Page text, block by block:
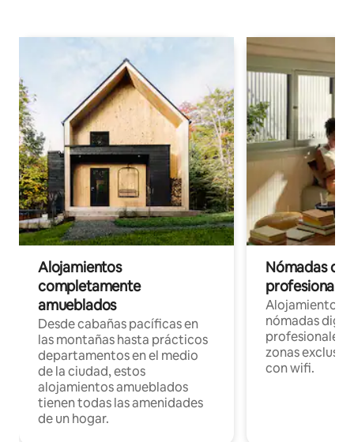
Alojamientos
completamente
amueblados
Desde cabañas pacíficas en
las montañas hasta prácticos
departamentos en el medio
de la ciudad, estos
alojamientos amueblados
tienen todas las amenidades
de un hogar.
Nómadas
Alojamientos
nómadas
profesionales
zonas
con wifi.